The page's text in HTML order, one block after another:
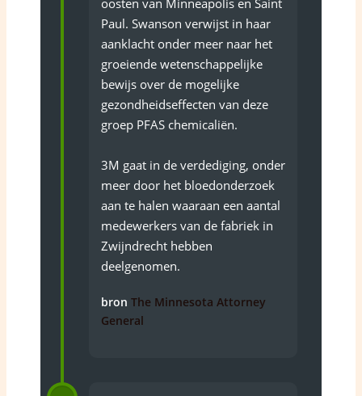
Paul. Swanson verwijst in haar
aanklacht ­onder meer naar het
groeiende ­wetenschappelijke
bewijs over de mogelijke
gezondheidseffecten van deze
groep PFAS chemicaliën.
3M gaat in de verdediging, onder
meer door het bloedonderzoek
aan te halen waaraan een aantal
medewerkers van de fabriek in
Zwijndrecht hebben
deelgenomen.
bron The Minnesota Attorney
General